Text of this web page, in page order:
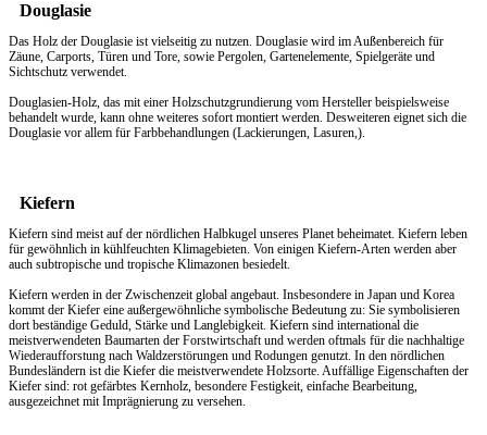
Douglasie
Das Holz der Douglasie ist vielseitig zu nutzen. Douglasie wird im Außenbereich für
Zäune, Carports, Türen und Tore, sowie Pergolen, Gartenelemente, Spielgeräte und
Sichtschutz verwendet.
Douglasien-Holz, das mit einer Holzschutzgrundierung vom Hersteller beispielsweise
behandelt wurde, kann ohne weiteres sofort montiert werden. Desweiteren eignet sich die
Douglasie vor allem für Farbbehandlungen (Lackierungen, Lasuren,).
Kiefern
Kiefern sind meist auf der nördlichen Halbkugel unseres Planet beheimatet. Kiefern leben
für gewöhnlich in kühlfeuchten Klimagebieten. Von einigen Kiefern-Arten werden aber
auch subtropische und tropische Klimazonen besiedelt.
Kiefern werden in der Zwischenzeit global angebaut. Insbesondere in Japan und Korea
kommt der Kiefer eine außergewöhnliche symbolische Bedeutung zu: Sie symbolisieren
dort beständige Geduld, Stärke und Langlebigkeit. Kiefern sind international die
meistverwendeten Baumarten der Forstwirtschaft und werden oftmals für die nachhaltige
Wiederaufforstung nach Waldzerstörungen und Rodungen genutzt. In den nördlichen
Bundesländern ist die Kiefer die meistverwendete Holzsorte. Auffällige Eigenschaften der
Kiefer sind: rot gefärbtes Kernholz, besondere Festigkeit, einfache Bearbeitung,
ausgezeichnet mit Imprägnierung zu versehen.